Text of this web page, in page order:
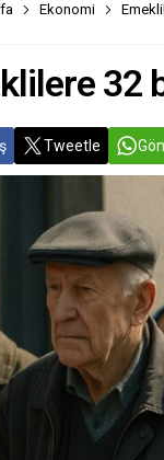
Ekonomi
32
Tweetle